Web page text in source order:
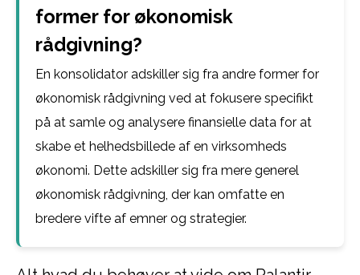
former for økonomisk
rådgivning?
En konsolidator adskiller sig fra andre former for
økonomisk rådgivning ved at fokusere specifikt
på at samle og analysere finansielle data for at
skabe et helhedsbillede af en virksomheds
økonomi. Dette adskiller sig fra mere generel
økonomisk rådgivning, der kan omfatte en
bredere vifte af emner og strategier.